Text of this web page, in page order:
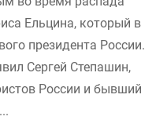
Ельцина, который в
президента России.
Сергей Степашин,
России и бывший